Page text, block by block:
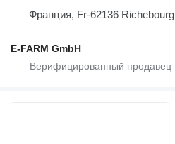
Франция, Fr-62136 Richebourg
E-FARM GmbH